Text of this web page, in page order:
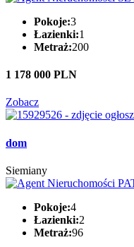
Pokoje:3
Łazienki:1
Metraż:200
1 178 000 PLN
Zobacz
dom
Siemiany
Pokoje:4
Łazienki:2
Metraż:96